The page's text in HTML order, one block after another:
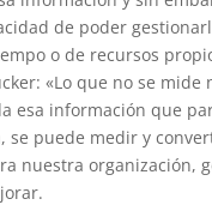
de poder
o de recursos
«Lo que no se mide
esa información que
se puede medir y
nuestra organización,